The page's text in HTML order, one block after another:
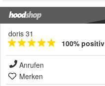
doris 31
100% positiv
Anrufen
Merken